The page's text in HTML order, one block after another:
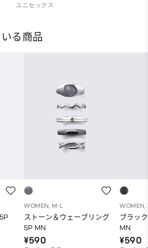
ユニセックス
る商品
WOMEN, M-L
ストーン＆ウェーブリング
5P MN
¥590
WOMEN,
ブラッ
MN
¥590